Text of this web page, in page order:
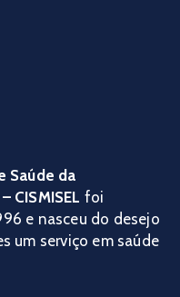
Saúde da
CISMISEL foi
e nasceu do desejo
um serviço em saúde